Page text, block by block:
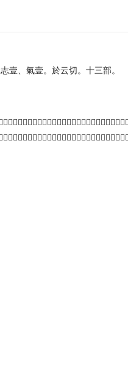
壹、氣壹。於云切。十三部。
陰陽和一相扶皃也。張載注魯靈光殿賦曰。煙煴、天
爲雙聲曡韵。實合二字爲一字。文言傳曰。與鬼神合